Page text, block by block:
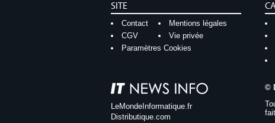
SITE
Contact
Mentions légales
CGV
Vie privée
Paramètres Cookies
LeMondeInformatique.fr
Distributique.com
©